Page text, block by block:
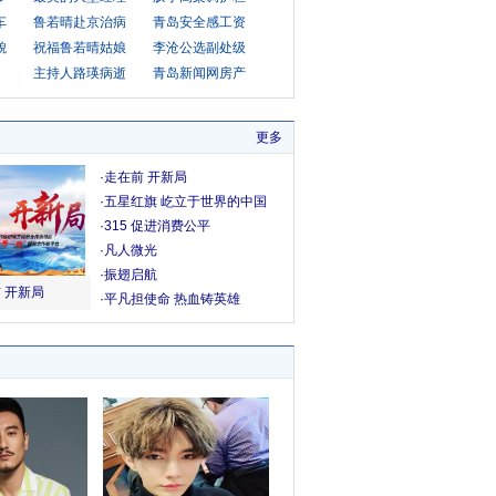
鲁若晴赴京治病
青岛安全感工资
祝福鲁若晴姑娘
李沧公选副处级
主持人路瑛病逝
青岛新闻网房产